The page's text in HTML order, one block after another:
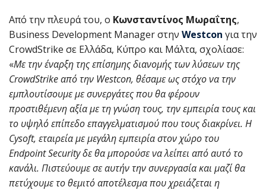
Από την πλευρά του, ο Κωνσταντίνος Μωραΐτης,
Business Development Manager στην Westcon για την
CrowdStrike σε Ελλάδα, Κύπρο και Μάλτα, σχολίασε:
«Με την έναρξη της επίσημης διανομής των λύσεων της
CrowdStrike από την Westcon, θέσαμε ως στόχο να την
εμπλουτίσουμε με συνεργάτες που θα φέρουν
προστιθέμενη αξία με τη γνώση τους, την εμπειρία τους και
το υψηλό επίπεδο επαγγελματισμού που τους διακρίνει. Η
Cysoft, εταιρεία με μεγάλη εμπειρία στον χώρο του
Endpoint Security δε θα μπορούσε να λείπει από αυτό το
κανάλι. Πιστεύουμε σε αυτήν την συνεργασία και μαζί θα
πετύχουμε το θεμιτό αποτέλεσμα που χρειάζεται η